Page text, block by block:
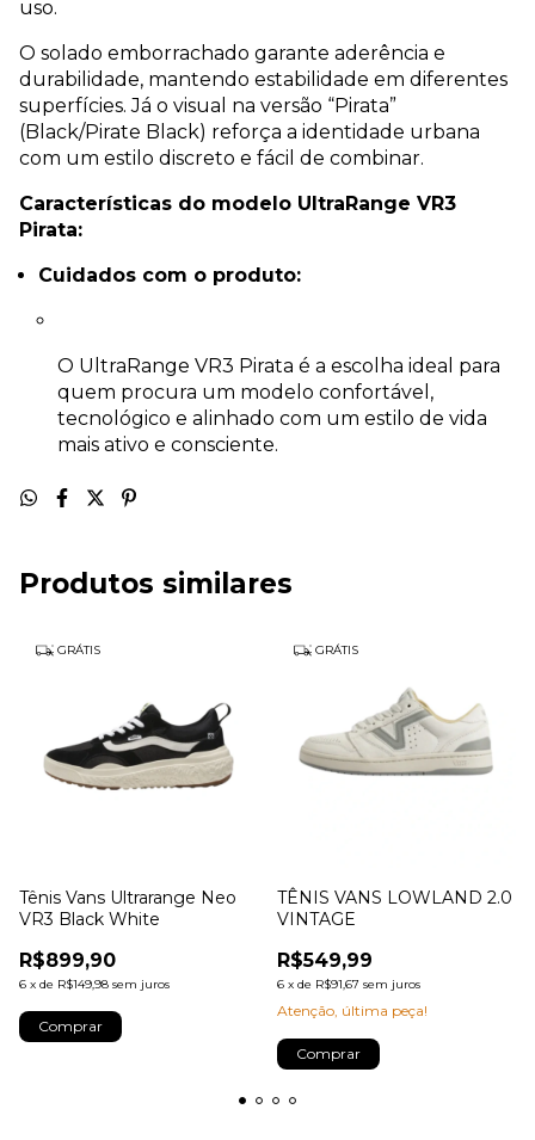
uso.
O solado emborrachado garante aderência e
durabilidade, mantendo estabilidade em diferentes
superfícies. Já o visual na versão “Pirata”
(Black/Pirate Black) reforça a identidade urbana
com um estilo discreto e fácil de combinar.
Características do modelo UltraRange VR3
Pirata:
Cuidados com o produto:
O UltraRange VR3 Pirata é a escolha ideal para
quem procura um modelo confortável,
tecnológico e alinhado com um estilo de vida
mais ativo e consciente.
Produtos similares
GRÁTIS
Tênis Vans Ultrarange Neo
VR3 Black White
R$899,90
6 x de R$149,98 sem juros
Comprar
GRÁTIS
TÊNIS VANS LOWLAND 2.0
VINTAGE
R$549,99
6 x de R$91,67 sem juros
Atenção, última peça!
Comprar